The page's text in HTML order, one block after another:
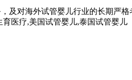
及对海外试管婴儿行业的长期严
育医疗,美国试管婴儿,泰国试管婴儿